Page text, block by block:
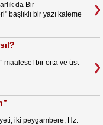
da Bir
başlıklı bir yazı kaleme
maalesef bir orta ve üst
iki peygambere, Hz.